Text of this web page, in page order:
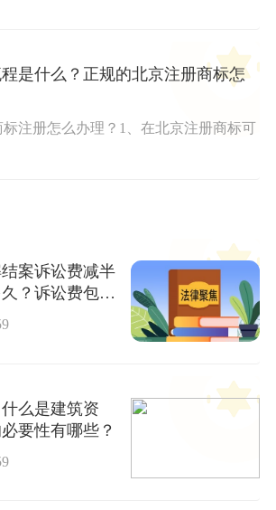
是什么？正规的北京注册商标怎
注册怎么办理？1、在北京注册商标可
案诉讼费减半
？诉讼费包括
什么是建筑资
要性有哪些？